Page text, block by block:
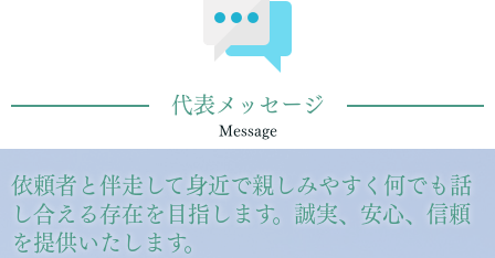
代表メッセージ
Message
依頼者と伴走して身近で親しみやすく何でも話
し合える存在を目指します。誠実、安心、信頼
を提供いたします。